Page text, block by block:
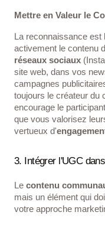
Mettre en Valeur le
La reconnaissance est
activement le contenu
réseaux sociaux
site web, dans vos
campagnes
toujours le créateur du
encourage le
que vous valorisez
vertueux d'
3. Intégrer l'UGC
Le contenu
mais un élément qui
votre approche